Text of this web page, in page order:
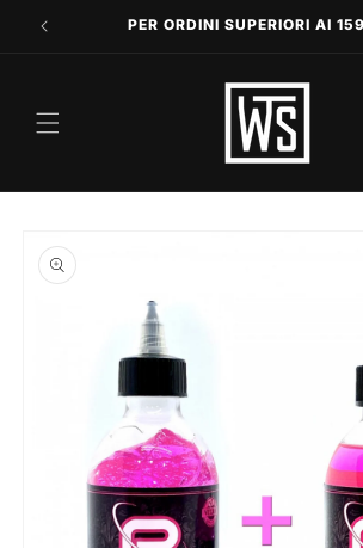
direttamentePER ORDINI SUPERIORI AI
informazioni
sul prodotto